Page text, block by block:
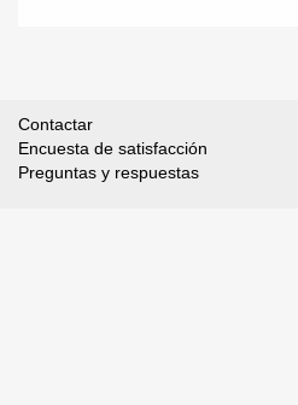
Contactar
Encuesta de satisfacción
Preguntas y respuestas